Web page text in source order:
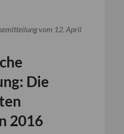
vom 12. April
Die
2016